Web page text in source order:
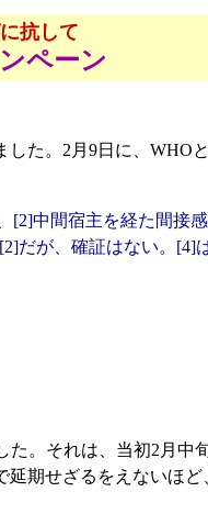
抗して
ペーン
た。2月9日に、WHO
[2]中間宿主を経た間接
だが、確証はない。[4]
。それは、当初2月中
期せざるをえないほ